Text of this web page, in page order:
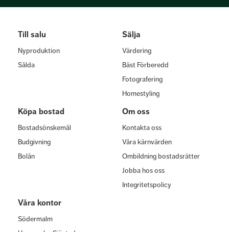
Till salu
Nyproduktion
Sålda
Sälja
Värdering
Bäst Förberedd
Fotografering
Homestyling
Köpa bostad
Bostadsönskemål
Budgivning
Bolån
Om oss
Kontakta oss
Våra kärnvärden
Ombildning bostadsrätter
Jobba hos oss
Integritetspolicy
Våra kontor
Södermalm